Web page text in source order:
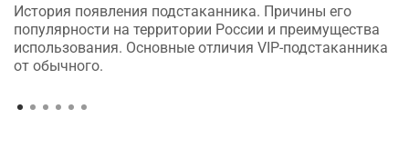
История появления подстаканника. Причины его
популярности на территории России и преимущества
использования. Основные отличия VIP-подстаканника
от обычного.